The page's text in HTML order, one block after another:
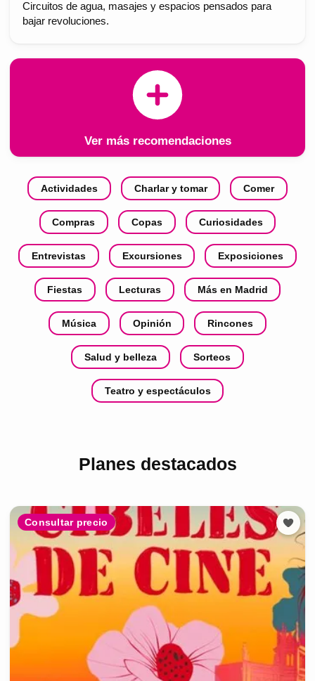
Circuitos de agua, masajes y espacios pensados para
bajar revoluciones.
Ver más recomendaciones
Actividades Charlar y tomar Comer
Compras Copas Curiosidades
Entrevistas Excursiones Exposiciones
Fiestas Lecturas Más en Madrid
Música Opinión Rincones
Salud y belleza Sorteos
Teatro y espectáculos
Planes destacados
Consultar precio